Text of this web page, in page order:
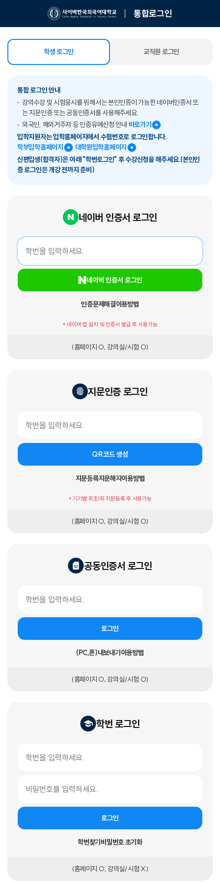
통합로그인
학생 로그인
선택됨 교직원 로그인
통합 로그인 안내
강의수강 및 시험응시를 위해서는 본인인증이 가능한 네이버인증서 또
는 지문인증 또는 공동인증서를 사용해주세요.
외국인, 해외거주자 등 인증유예신청 안내 바로가기
입학지원자는 입학홈페이지에서 수험번호로 로그인합니다.
학부입학홈페이지
대학원입학홈페이지
신편입생(합격자)은 아래 "학번로그인" 후 수강신청을 해주세요.(본인인
증 로그인은 개강 전까지 준비)
네이버 인증서 로그인
네이버 인증서 로그인
학번
네이버 인증서 로그인
인증문제해결이용방법
* 네이버 앱 설치 및 인증서 발급 후 사용가능
(홈페이지 O, 강의실/시험 O)
지문인증 로그인
QR코드 생성
지문등록지문해지이용방법
* 기기별 최초1회 지문등록 후 사용가능
(홈페이지 O, 강의실/시험 O)
공동인증서 로그인
로그인
(PC,폰)내보내기이용방법
(홈페이지 O, 강의실/시험 O)
학번 로그인
로그인
학번찾기비밀번호 초기화
(홈페이지 O, 강의실/시험 X)